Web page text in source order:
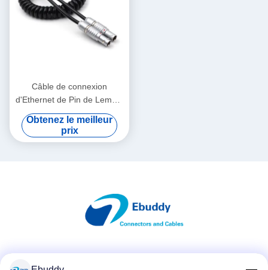
Câble de connexion
d'Ethernet de Pin de Lemo 2
à de ressort de 2 bornes
pour le foyer de radio
d'Alexa
Obtenez le meilleur
prix